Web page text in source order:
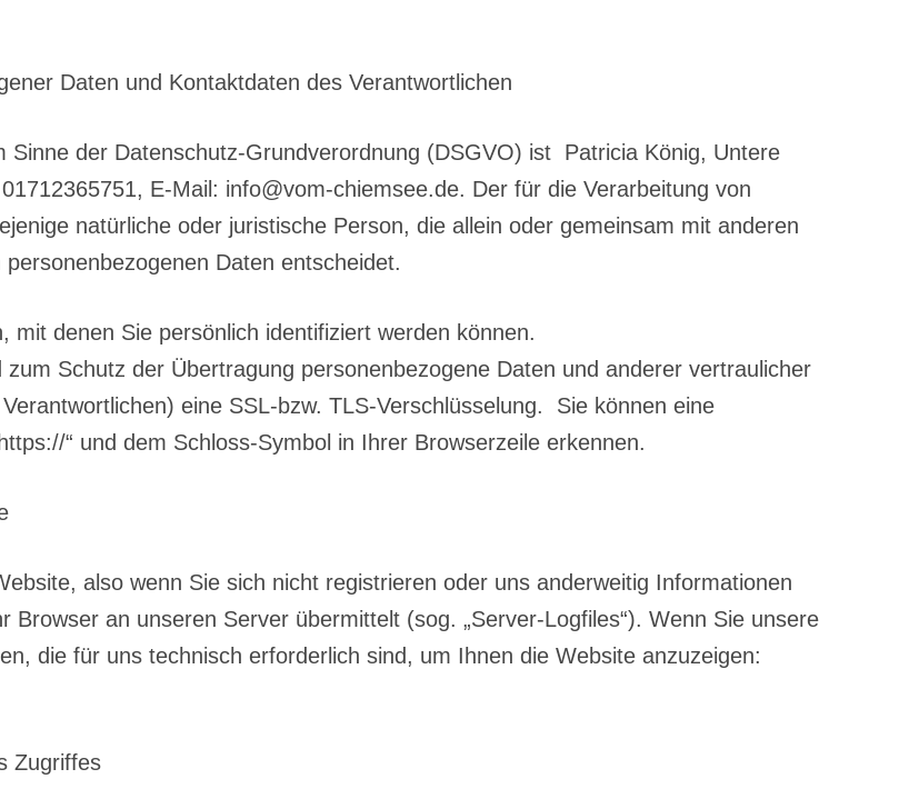
Daten und Kontaktdaten des Verantwortlichen
Sinne der Datenschutz-Grundverordnung (DSGVO) ist Patricia König, Untere
E-Mail: info@vom-chiemsee.de. Der für die Verarbeitung von
natürliche oder juristische Person, die allein oder gemeinsam mit anderen
Daten entscheidet.
mit denen Sie persönlich identifiziert werden können.
Schutz der Übertragung personenbezogene Daten und anderer vertraulicher
eine SSL-bzw. TLS-Verschlüsselung. Sie können eine
“ und dem Schloss-Symbol in Ihrer Browserzeile erkennen.
also wenn Sie sich nicht registrieren oder uns anderweitig Informationen
an unseren Server übermittelt (sog. „Server-Logfiles“). Wenn Sie unsere
die für uns technisch erforderlich sind, um Ihnen die Website anzuzeigen:
Zugriffes